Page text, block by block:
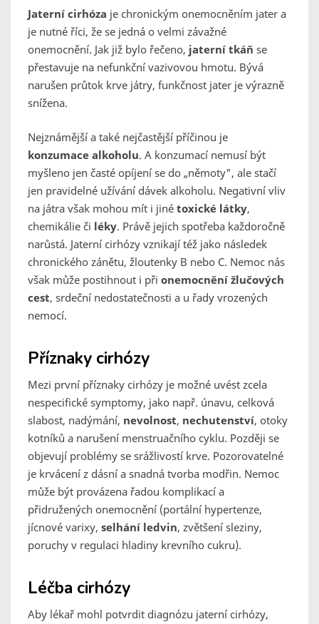
Jaterní cirhóza je chronickým onemocněním jater a
je nutné říci, že se jedná o velmi závažné
onemocnění. Jak již bylo řečeno, jaterní tkáň se
přestavuje na nefunkční vazivovou hmotu. Bývá
narušen průtok krve játry, funkčnost jater je výrazně
snížena.
Nejznámější a také nejčastější příčinou je
konzumace alkoholu. A konzumací nemusí být
myšleno jen časté opíjení se do „němoty", ale stačí
jen pravidelné užívání dávek alkoholu. Negativní vliv
na játra však mohou mít i jiné toxické látky,
chemikálie či léky. Právě jejich spotřeba každoročně
narůstá. Jaterní cirhózy vznikají též jako následek
chronického zánětu, žloutenky B nebo C. Nemoc nás
však může postihnout i při onemocnění žlučových
cest, srdeční nedostatečnosti a u řady vrozených
nemocí.
Příznaky cirhózy
Mezi první příznaky cirhózy je možné uvést zcela
nespecifické symptomy, jako např. únavu, celková
slabost, nadýmání, nevolnost, nechutenství, otoky
kotníků a narušení menstruačního cyklu. Později se
objevují problémy se srážlivostí krve. Pozorovatelné
je krvácení z dásní a snadná tvorba modřin. Nemoc
může být provázena řadou komplikací a
přidružených onemocnění (portální hypertenze,
jícnové varixy, selhání ledvin, zvětšení sleziny,
poruchy v regulaci hladiny krevního cukru).
Léčba cirhózy
Aby lékař mohl potvrdit diagnózu jaterní cirhózy,